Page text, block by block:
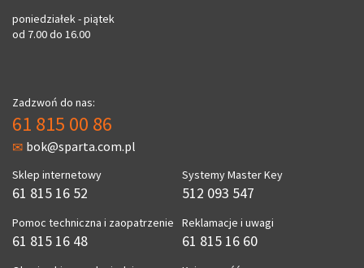
poniedziałek - piątek
od 7.00 do 16.00
Zadzwoń do nas:
61 815 00 86
bok@sparta.com.pl
Sklep internetowy
61 815 16 52
Pomoc techniczna i zaopatrzenie
61 815 16 48
Systemy Master Key
512 093 547
Reklamacje i uwagi
61 815 16 60